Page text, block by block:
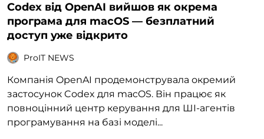
Codex від OpenAI вийшов як окрема
програма для macOS — безплатний
доступ уже відкрито
ProIT NEWS
Компанія OpenAI продемонструвала окремий
застосунок Codex для macOS. Він працює як
повноцінний центр керування для ШІ-агентів
програмування на базі моделі...